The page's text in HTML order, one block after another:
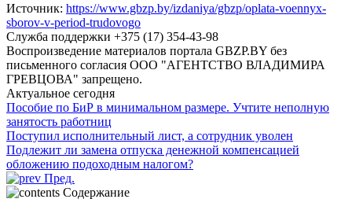
Источник: https://www.gbzp.by/izdaniya/gbzp/oplata-voennyx-
sborov-v-period-trudovogo
Служба поддержки +375 (17) 354-43-98
Воспроизведение материалов портала GBZP.BY без
письменного согласия OOO "АГЕНТСТВО ВЛАДИМИРА
ГРЕВЦОВА" запрещено.
Актуальное сегодня
Пособие по БиР в минимальном размере. Учтите неполную
занятость работниц
Поступил исполнительный лист, а сотрудник уволен
Подлежит ли замена отпуска денежной компенсацией
обложению подоходным налогом?
Пред.
Содержание